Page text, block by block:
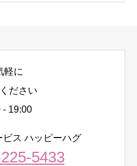
軽に
ださい
- 19:00
ス ハッピーハグ
5433